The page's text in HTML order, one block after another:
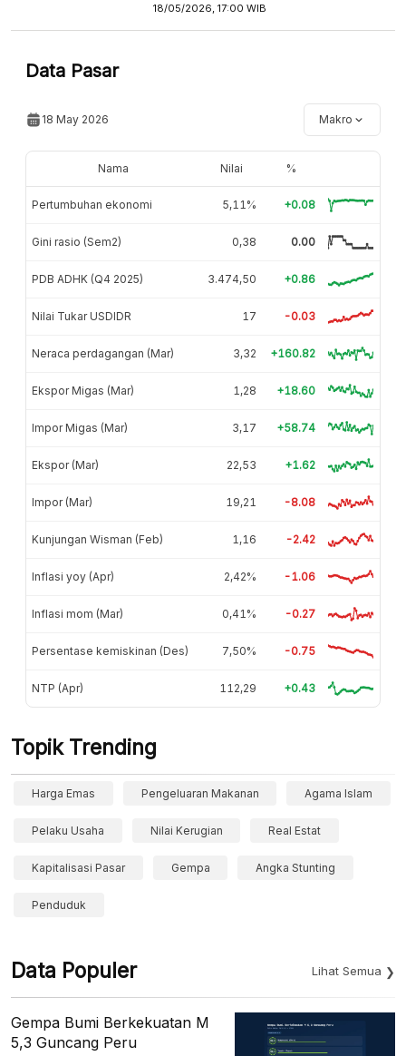
18/05/2026, 17:00 WIB
Data Pasar
18 May 2026 Makro
Nama Nilai %
Pertumbuhan ekonomi 5,11% +0.08
Gini rasio (Sem2) 0,38 0.00
PDB ADHK (Q4 2025) 3.474,50 +0.86
Nilai Tukar USDIDR 17 -0.03
Neraca perdagangan (Mar) 3,32 +160.82
Ekspor Migas (Mar) 1,28 +18.60
Impor Migas (Mar) 3,17 +58.74
Ekspor (Mar) 22,53 +1.62
Impor (Mar) 19,21 -8.08
Kunjungan Wisman (Feb) 1,16 -2.42
Inflasi yoy (Apr) 2,42% -1.06
Inflasi mom (Mar) 0,41% -0.27
Persentase kemiskinan (Des) 7,50% -0.75
NTP (Apr) 112,29 +0.43
Topik Trending
Harga Emas Pengeluaran Makanan Agama Islam
Pelaku Usaha Nilai Kerugian Real Estat
Kapitalisasi Pasar Gempa Angka Stunting
Penduduk
Data Populer Lihat Semua
Gempa Bumi Berkekuatan M
5,3 Guncang Peru